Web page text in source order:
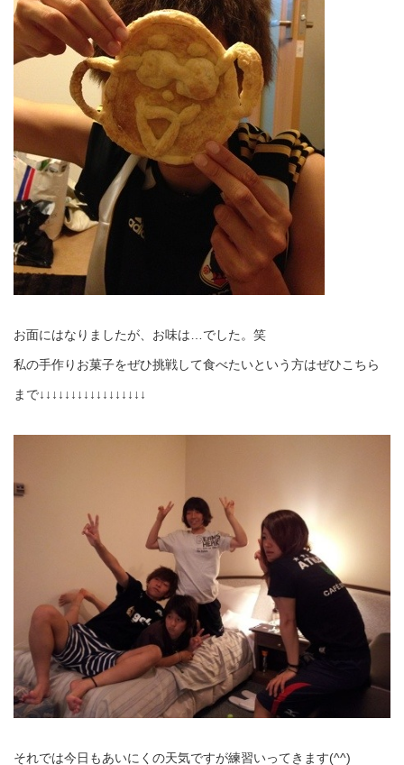
お面にはなりましたが、お味は…でした。笑
私の手作りお菓子をぜひ挑戦して食べたいという方はぜひこちら
まで↓↓↓↓↓↓↓↓↓↓↓↓↓↓↓↓↓
それでは今日もあいにくの天気ですが練習いってきます(^^)